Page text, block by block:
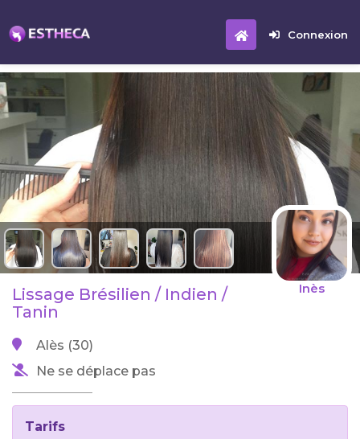
Connexion
Inès
Lissage Brésilien / Indien /
Tanin
Alès (30)
Ne se déplace pas
Tarifs